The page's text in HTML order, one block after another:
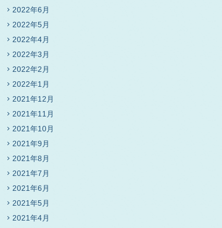
2022年6月
2022年5月
2022年4月
2022年3月
2022年2月
2022年1月
2021年12月
2021年11月
2021年10月
2021年9月
2021年8月
2021年7月
2021年6月
2021年5月
2021年4月